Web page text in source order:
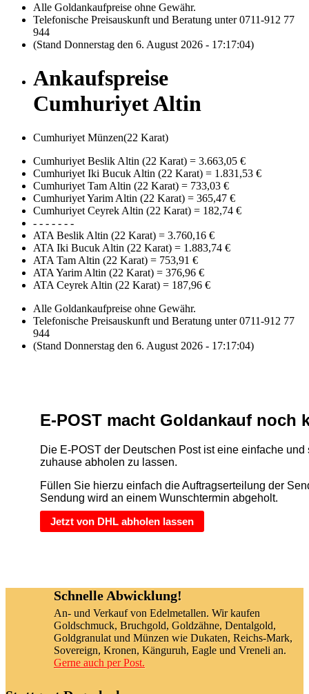
Alle Goldankaufpreise ohne Gewähr.
Telefonische Preisauskunft und Beratung unter 0711-912 77
944
(Stand Donnerstag den 6. August 2026 - 17:17:04)
Ankaufspreise
Cumhuriyet Altin
Cumhuriyet Münzen(22 Karat)
Cumhuriyet Beslik Altin (22 Karat) = 3.663,05 €
Cumhuriyet Iki Bucuk Altin (22 Karat) = 1.831,53 €
Cumhuriyet Tam Altin (22 Karat) = 733,03 €
Cumhuriyet Yarim Altin (22 Karat) = 365,47 €
Cumhuriyet Ceyrek Altin (22 Karat) = 182,74 €
- - - - - - -
ATA Beslik Altin (22 Karat) = 3.760,16 €
ATA Iki Bucuk Altin (22 Karat) = 1.883,74 €
ATA Tam Altin (22 Karat) = 753,91 €
ATA Yarim Altin (22 Karat) = 376,96 €
ATA Ceyrek Altin (22 Karat) = 187,96 €
Alle Goldankaufpreise ohne Gewähr.
Telefonische Preisauskunft und Beratung unter 0711-912 77
944
(Stand Donnerstag den 6. August 2026 - 17:17:04)
E-POST macht Goldankauf noch
Die E-POST der Deutschen Post ist eine einfache
zuhause abholen zu lassen.
Füllen Sie hierzu einfach die Auftragserteilung der
Sendung wird an einem Wunschtermin abgeholt.
Jetzt von DHL abholen lassen
Schnelle Abwicklung!
An- und Verkauf von Edelmetallen. Wir kaufen
Goldschmuck, Bruchgold, Goldzähne, Dentalgold,
Goldgranulat und Münzen wie Dukaten, Reichs-Mark,
Sovereign, Kronen, Känguruh, Eagle und Vreneli an.
Gerne auch per Post.